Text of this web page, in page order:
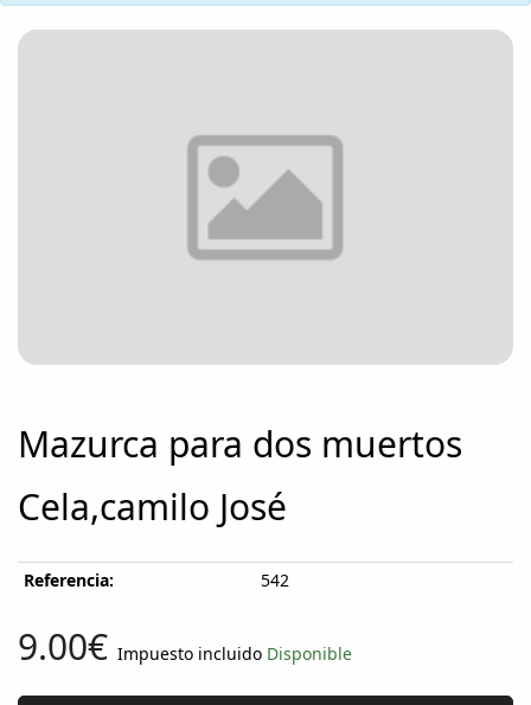
Mazurca para dos muertos
Cela,camilo José
Referencia: 542
9.00€ Impuesto incluido Disponible